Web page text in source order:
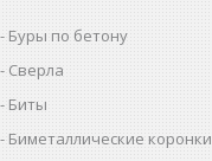
Буры по бетону
Сверла
Биты
Биметаллические коронки